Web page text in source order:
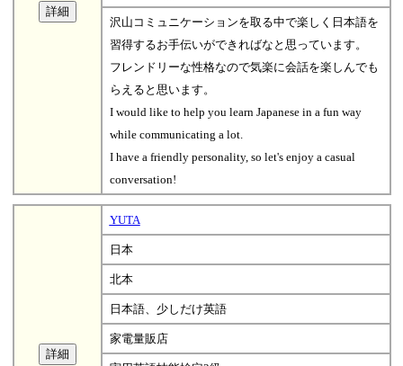
沢山コミュニケーションを取る中で楽しく日本語を
習得するお手伝いができればなと思っています。
フレンドリーな性格なので気楽に会話を楽しんでも
らえると思います。
I would like to help you learn Japanese in a fun way
while communicating a lot.
I have a friendly personality, so let's enjoy a casual
conversation!
YUTA
日本
北本
日本語、少しだけ英語
家電量販店